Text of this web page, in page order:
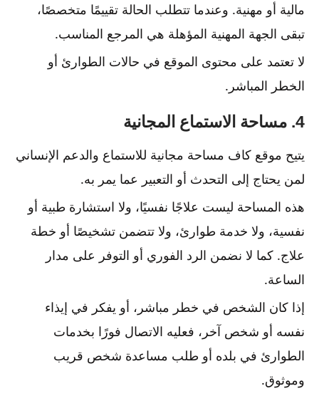
مالية أو مهنية. وعندما تتطلب الحالة تقييمًا متخصصًا،
تبقى الجهة المهنية المؤهلة هي المرجع المناسب.
لا تعتمد على محتوى الموقع في حالات الطوارئ أو
الخطر المباشر.
4. مساحة الاستماع المجانية
يتيح موقع كاف مساحة مجانية للاستماع والدعم الإنساني
لمن يحتاج إلى التحدث أو التعبير عما يمر به.
هذه المساحة ليست علاجًا نفسيًا، ولا استشارة طبية أو
نفسية، ولا خدمة طوارئ، ولا تتضمن تشخيصًا أو خطة
علاج. كما لا نضمن الرد الفوري أو التوفر على مدار
الساعة.
إذا كان الشخص في خطر مباشر، أو يفكر في إيذاء
نفسه أو شخص آخر، فعليه الاتصال فورًا بخدمات
الطوارئ في بلده أو طلب مساعدة شخص قريب
وموثوق.